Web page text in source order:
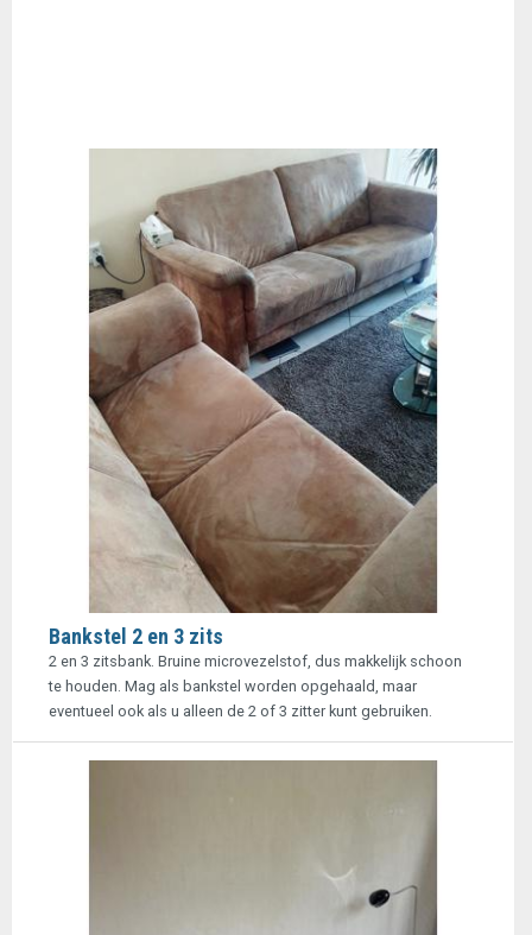
Bankstel 2 en 3 zits
2 en 3 zitsbank. Bruine microvezelstof, dus makkelijk schoon
te houden. Mag als bankstel worden opgehaald, maar
eventueel ook als u alleen de 2 of 3 zitter kunt gebruiken.